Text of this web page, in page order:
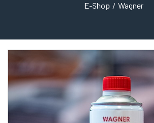
E-Shop Wagner